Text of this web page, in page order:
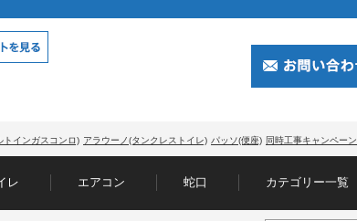
トインガスコンロ) アラウーノ(タンクレストイレ) パッソ(便座) 同時工事キャンペーン
レ エアコン 蛇口 カテゴリー一覧